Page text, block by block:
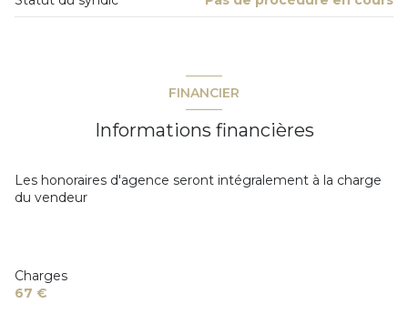
FINANCIER
Informations financières
Les honoraires d'agence seront intégralement à la charge
du vendeur
Charges
67 €